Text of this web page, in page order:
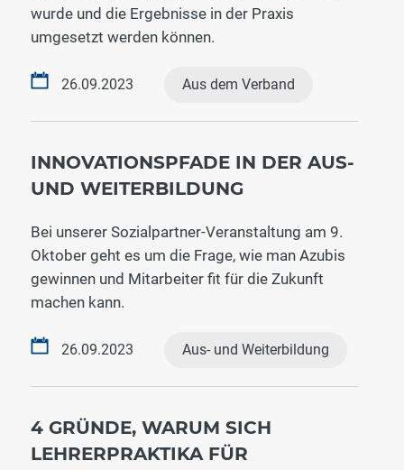
wurde und die Ergebnisse in der Praxis
umgesetzt werden können.
26.09.2023 Aus dem Verband
INNOVATIONSPFADE IN DER AUS-
UND WEITERBILDUNG
Bei unserer Sozialpartner-Veranstaltung am 9.
Oktober geht es um die Frage, wie man Azubis
gewinnen und Mitarbeiter fit für die Zukunft
machen kann.
26.09.2023 Aus- und Weiterbildung
4 GRÜNDE, WARUM SICH
LEHRERPRAKTIKA FÜR